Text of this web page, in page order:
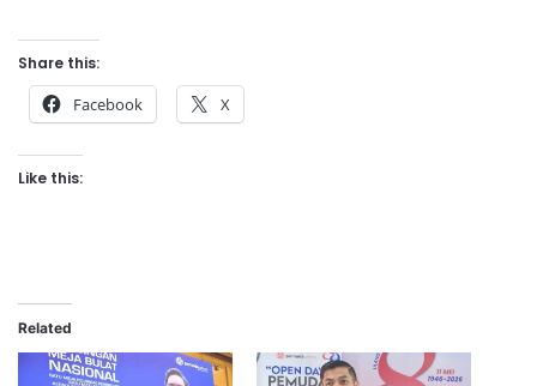
Share this:
Facebook X
Like this:
Related